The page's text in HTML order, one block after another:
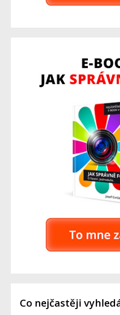
Co nejčastěji